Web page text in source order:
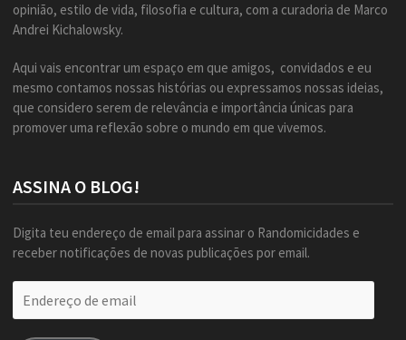
opinião, estilo de vida, filosofia e cultura, com a curadoria de Marco
Andrei Kichalowsky.
Aqui vais encontrar um espaço em que amigos, convidados e eu
mesmo contamos nossas histórias ou expressamos nossas ideias,
que considero serem de relevância e importância únicas para
promover uma reflexão sobre o mundo em que vivemos.
ASSINA O BLOG!
Digita teu endereço de email para assinar o Randomicidades e
receber notificações de novas publicações por email.
de